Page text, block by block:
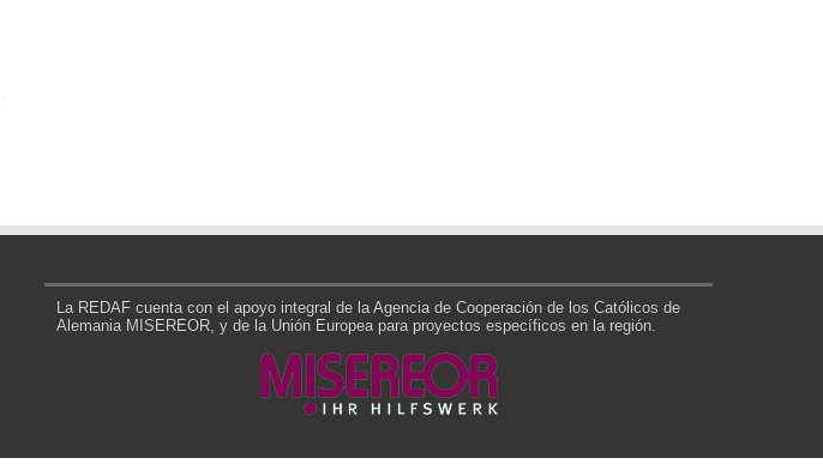
La REDAF cuenta con el apoyo integral de la Agencia de Cooperación de los Católicos de
Alemania MISEREOR, y de la Unión Europea para proyectos específicos en la región.